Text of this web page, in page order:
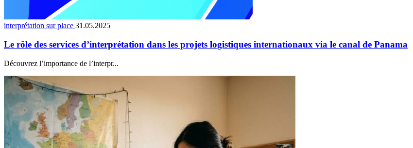
interprétation sur place 31.05.2025
Le rôle des services d’interprétation dans les projets logistiques internationaux via le canal de Panama
Découvrez l’importance de l’interpr...